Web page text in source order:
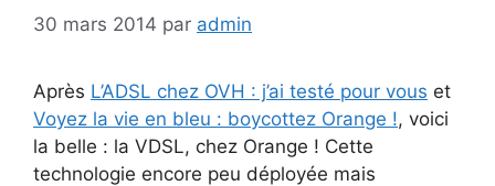
30 mars 2014 par admin
Après L’ADSL chez OVH : j’ai testé pour vous et
Voyez la vie en bleu : boycottez Orange !, voici
la belle : la VDSL, chez Orange ! Cette
technologie encore peu déployée mais